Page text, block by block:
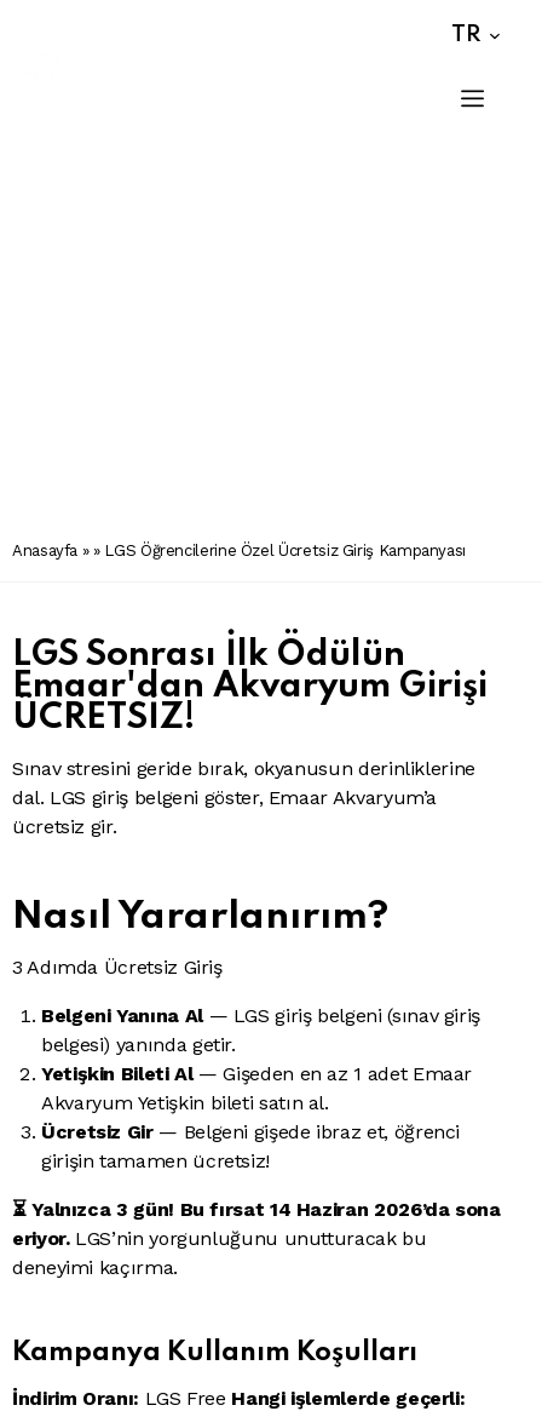
TR
Anasayfa » » LGS Öğrencilerine Özel Ücretsiz Giriş Kampanyası
LGS Sonrası İlk Ödülün
Emaar'dan Akvaryum Girişi
ÜCRETSİZ!
Sınav stresini geride bırak, okyanusun derinliklerine
dal. LGS giriş belgeni göster, Emaar Akvaryum’a
ücretsiz gir.
Nasıl Yararlanırım?
3 Adımda Ücretsiz Giriş
Belgeni Yanına Al— LGS giriş belgeni (sınav giriş
belgesi) yanında getir.
Yetişkin Bileti Al— Gişeden en az 1 adet Emaar
Akvaryum Yetişkin bileti satın al.
Ücretsiz Gir— Belgeni gişede ibraz et, öğrenci
girişin tamamen ücretsiz!
⏳ Yalnızca 3 gün! Bu fırsat 14 Haziran 2026’da sona
eriyor.LGS’nin yorgunluğunu unutturacak bu
deneyimi kaçırma.
Kampanya Kullanım Koşulları
İndirim Oranı: LGS Free Hangi işlemlerde geçerli: